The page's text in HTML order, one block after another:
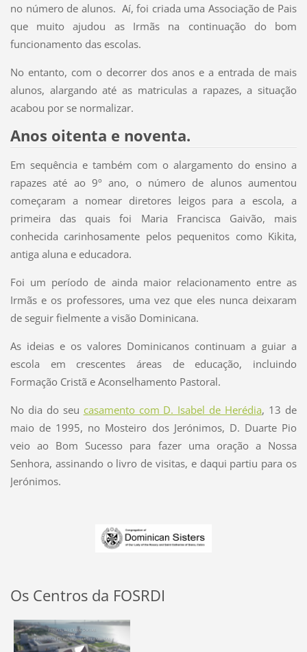
no número de alunos. Aí, foi criada uma Associação de Pais
que muito ajudou as Irmãs na continuação do bom
funcionamento das escolas.
No entanto, com o decorrer dos anos e a entrada de mais
alunos, alargando até as matriculas a rapazes, a situação
acabou por se normalizar.
Anos oitenta e noventa.
Em sequência e também com o alargamento do ensino a
rapazes até ao 9º ano, o número de alunos aumentou
começaram a nomear diretores leigos para a escola, a
primeira das quais foi Maria Francisca Gaivão, mais
conhecida carinhosamente pelos pequenitos como Kikita,
antiga aluna e educadora.
Foi um período de ainda maior relacionamento entre as
Irmãs e os professores, uma vez que eles nunca deixaram
de seguir fielmente a visão Dominicana.
As ideias e os valores Dominicanos continuam a guiar a
escola em crescentes áreas de educação, incluindo
Formação Cristã e Aconselhamento Pastoral.
No dia do seu casamento com D. Isabel de Herédia, 13 de
maio de 1995, no Mosteiro dos Jerónimos, D. Duarte Pio
veio ao Bom Sucesso para fazer uma oração a Nossa
Senhora, assinando o livro de visitas, e daqui partiu para os
Jerónimos.
Os Centros da FOSRDI